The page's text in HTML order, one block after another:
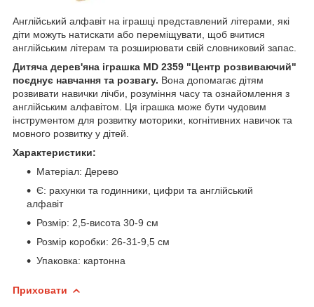
Англійський алфавіт на іграшці представлений літерами, які
діти можуть натискати або переміщувати, щоб вчитися
англійським літерам та розширювати свій словниковий запас.
Дитяча дерев'яна іграшка MD 2359 "Центр розвиваючий"
поєднує навчання та розвагу. Вона допомагає дітям
розвивати навички лічби, розуміння часу та ознайомлення з
англійським алфавітом. Ця іграшка може бути чудовим
інструментом для розвитку моторики, когнітивних навичок та
мовного розвитку у дітей.
Характеристики:
Матеріал: Дерево
Є: рахунки та годинники, цифри та англійський
алфавіт
Розмір: 2,5-висота 30-9 см
Розмір коробки: 26-31-9,5 см
Упаковка: картонна
Приховати